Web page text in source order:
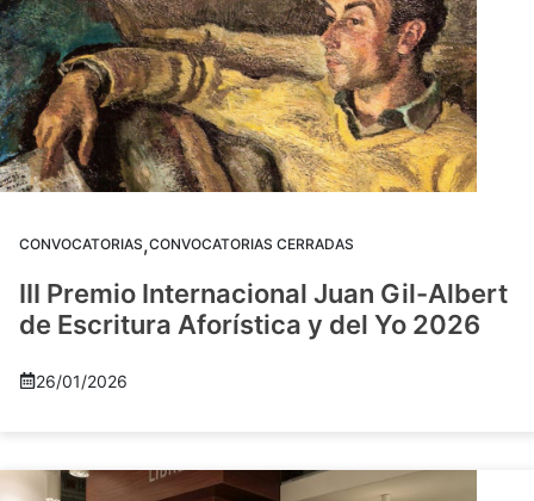
CONVOCATORIAS,CONVOCATORIAS CERRADAS
III Premio Internacional Juan Gil-Albert
de Escritura Aforística y del Yo 2026
26/01/2026